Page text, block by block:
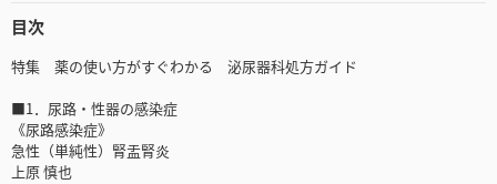
目次
特集 薬の使い方がすぐわかる 泌尿器科処方ガイド
■1．尿路・性器の感染症
《尿路感染症》
急性（単純性）腎盂腎炎
上原 慎也